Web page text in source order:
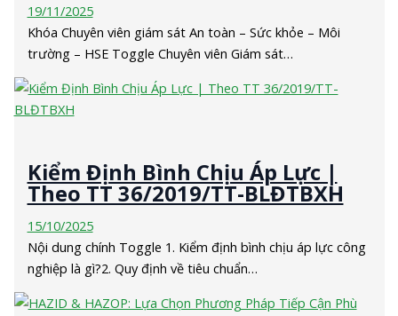
19/11/2025
Khóa Chuyên viên giám sát An toàn – Sức khỏe – Môi
trường – HSE Toggle Chuyên viên Giám sát…
Kiểm Định Bình Chịu Áp Lực |
Theo TT 36/2019/TT-BLĐTBXH
15/10/2025
Nội dung chính Toggle 1. Kiểm định bình chịu áp lực công
nghiệp là gì?2. Quy định về tiêu chuẩn…